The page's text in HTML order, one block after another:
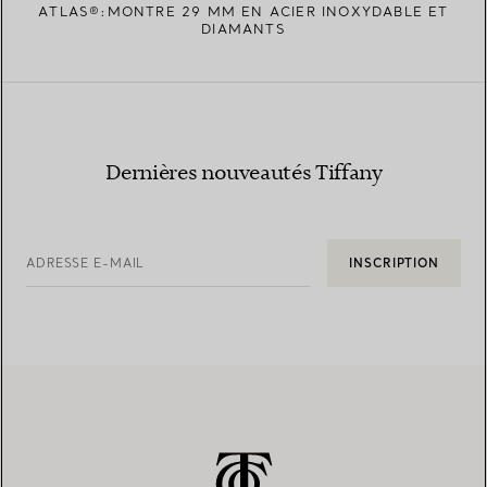
ATLAS®:MONTRE 29 MM EN ACIER INOXYDABLE ET
DIAMANTS
Dernières nouveautés Tiffany
ADRESSE E-MAIL INSCRIPTION